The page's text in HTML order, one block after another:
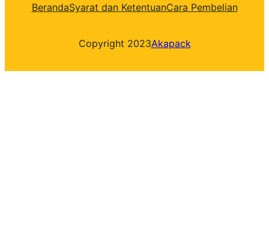
BerandaSyarat dan KetentuanCara Pembelian
Copyright 2023Akapack